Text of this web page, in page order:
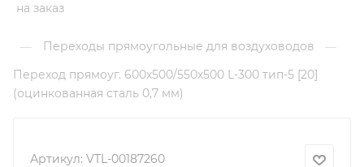
на заказ
— Переходы прямоугольные для воздуховодов
—
Переход прямоуг. 600х500/550х500 L-300 тип-5 [20]
(оцинкованная сталь 0,7 мм)
Артикул: VTL-00187260